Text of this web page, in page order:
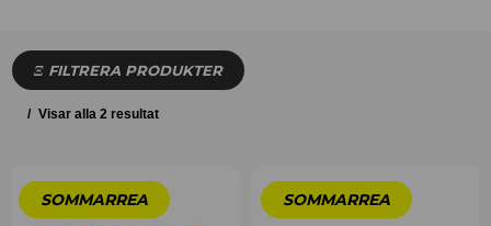
FILTRERA PRODUKTER
Visar alla 2 resultat